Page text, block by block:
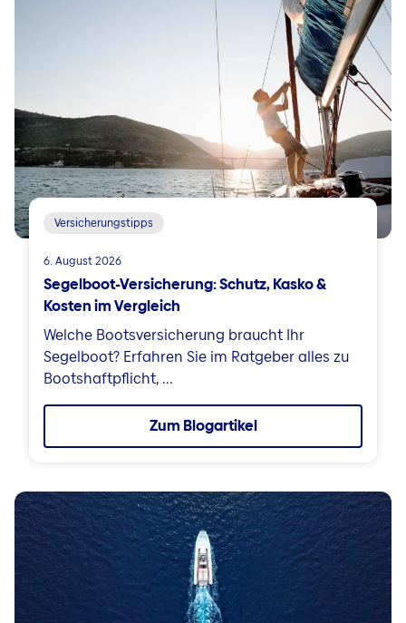
Versicherungstipps
6. August 2026
Segelboot-Versicherung: Schutz, Kasko &
Kosten im Vergleich
Welche Bootsversicherung braucht Ihr
Segelboot? Erfahren Sie im Ratgeber alles zu
Bootshaftpflicht, ...
Zum Blogartikel